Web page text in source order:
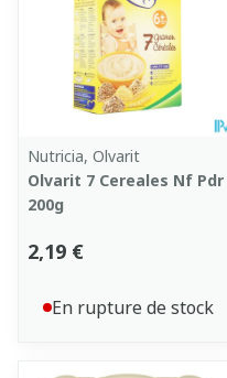
Nutricia, Olvarit
Olvarit 7 Cereales Nf Pdr
200g
2,19 €
En rupture de stock